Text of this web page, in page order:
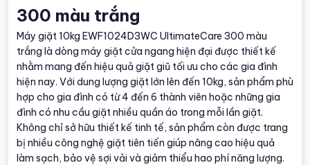
300 màu trắng
Máy giặt 10kg EWF1024D3WC UltimateCare 300 màu
trắng là dòng máy giặt cửa ngang hiện đại được thiết kế
nhằm mang đến hiệu quả giặt giũ tối ưu cho các gia đình
hiện nay. Với dung lượng giặt lớn lên đến 10kg, sản phẩm phù
hợp cho gia đình có từ 4 đến 6 thành viên hoặc những gia
đình có nhu cầu giặt nhiều quần áo trong mỗi lần giặt.
Không chỉ sở hữu thiết kế tinh tế, sản phẩm còn được trang
bị nhiều công nghệ giặt tiên tiến giúp nâng cao hiệu quả
làm sạch, bảo vệ sợi vải và giảm thiểu hao phí năng lượng.